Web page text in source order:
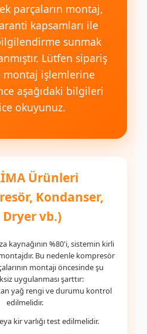
parçaların montaj,
kapsamları ile
sunmak
Lütfen sipariş
montaj işlemlerine
aşağıdaki bilgileri
okuyunuz.
Ürünleri
Kondanser,
Dryer vb.)
kaynağının %80'i, sistemin kirli
montajdır. Bu nedenle kompresör
montajı öncesinde şu
uygulanması şarttır:
yağ rengi ve durumu kontrol
edilmelidir.
kir varlığı test edilmelidir.